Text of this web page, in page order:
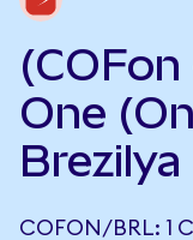
One
COFON/BRL: 1